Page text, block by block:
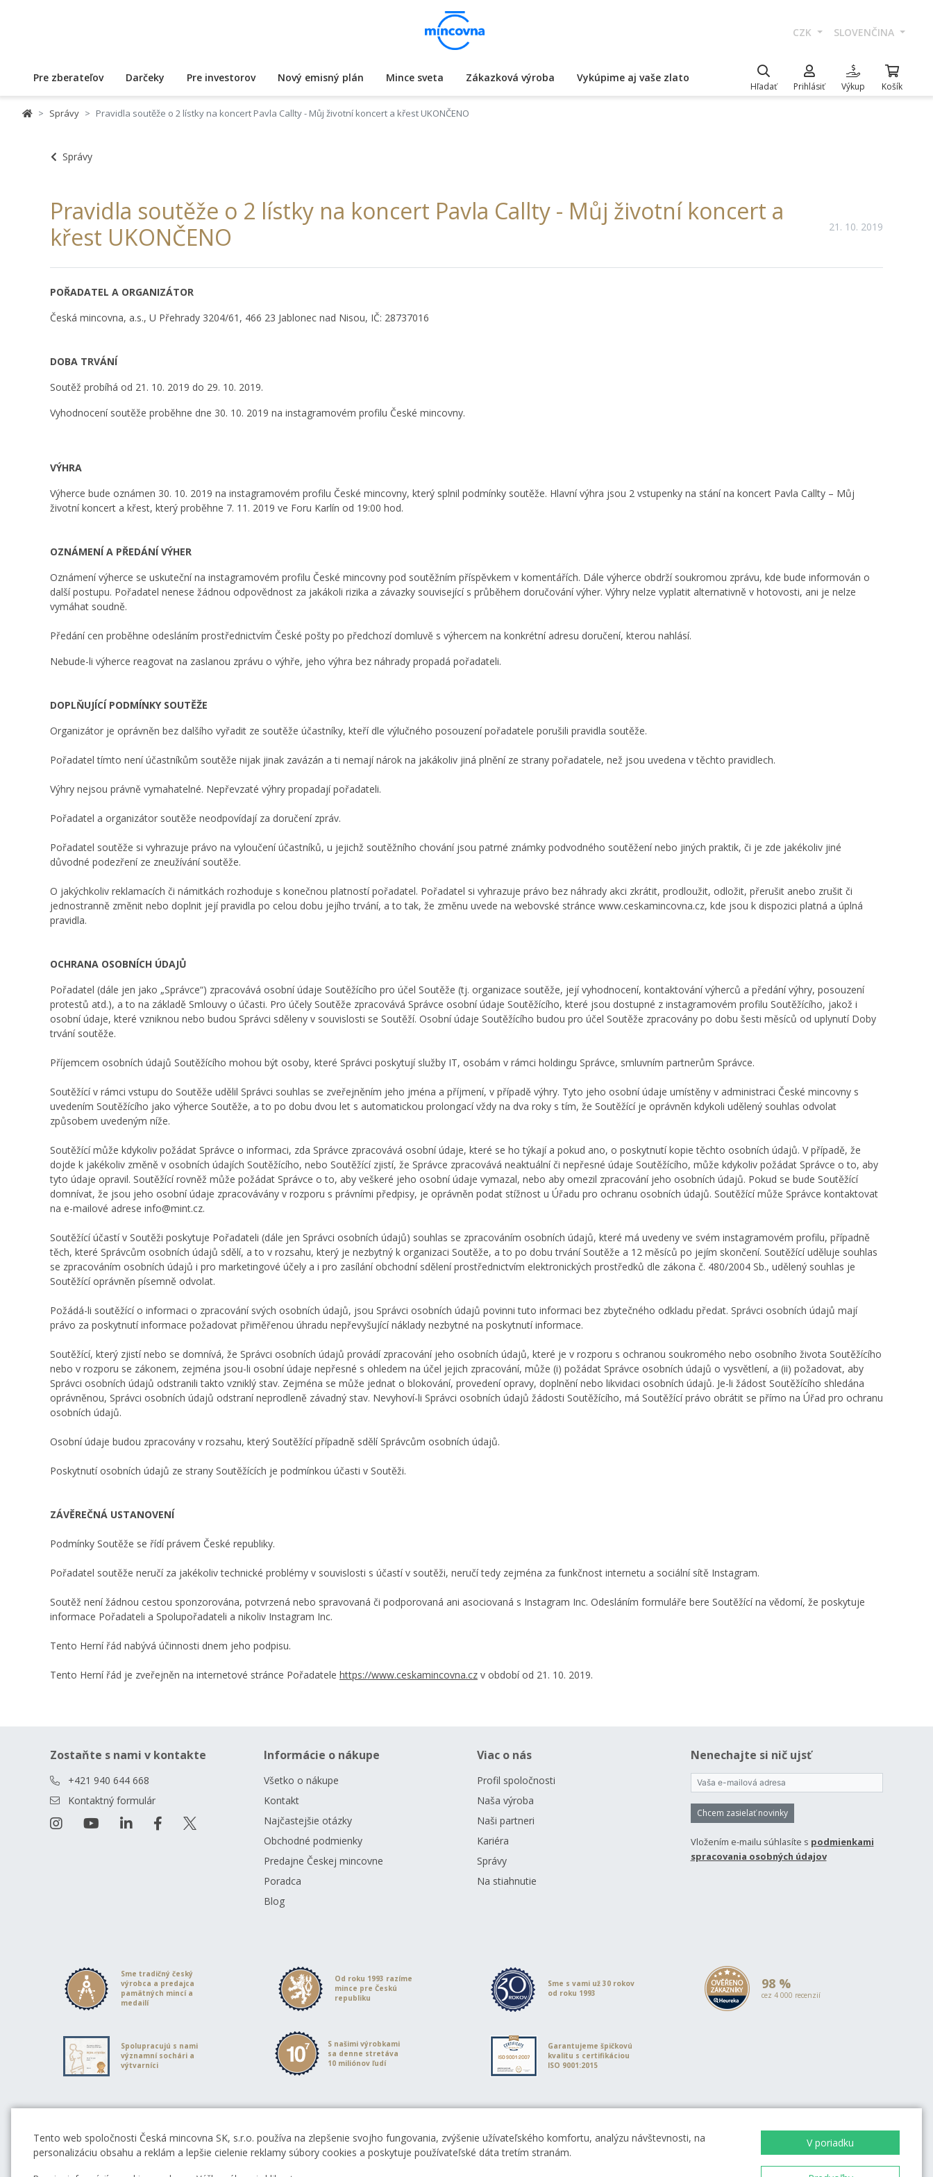
CZK SLOVENČINA
Pre zberateľov Darčeky Pre investorov Nový emisný plán Mince sveta Zákazková výroba Vykúpime aj vaše zlato
Hľadať Prihlásiť Výkup Košík
Správy Pravidla soutěže o 2 lístky na koncert Pavla Callty - Můj životní koncert a křest UKONČENO
Správy
Pravidla soutěže o 2 lístky na koncert Pavla Callty - Můj životní koncert a
křest UKONČENO
21. 10. 2019
POŘADATEL A ORGANIZÁTOR
Česká mincovna, a.s., U Přehrady 3204/61, 466 23 Jablonec nad Nisou, IČ: 28737016
DOBA TRVÁNÍ
Soutěž probíhá od 21. 10. 2019 do 29. 10. 2019.
Vyhodnocení soutěže proběhne dne 30. 10. 2019 na instagramovém profilu České mincovny.
VÝHRA
Výherce bude oznámen 30. 10. 2019 na instagramovém profilu České mincovny, který splnil podmínky soutěže. Hlavní výhra jsou 2 vstupenky na stání na koncert Pavla Callty – Můj
životní koncert a křest, který proběhne 7. 11. 2019 ve Foru Karlín od 19:00 hod.
OZNÁMENÍ A PŘEDÁNÍ VÝHER
Oznámení výherce se uskuteční na instagramovém profilu České mincovny pod soutěžním příspěvkem v komentářích. Dále výherce obdrží soukromou zprávu, kde bude informován o
další postupu. Pořadatel nenese žádnou odpovědnost za jakákoli rizika a závazky související s průběhem doručování výher. Výhry nelze vyplatit alternativně v hotovosti, ani je nelze
vymáhat soudně.
Předání cen proběhne odesláním prostřednictvím České pošty po předchozí domluvě s výhercem na konkrétní adresu doručení, kterou nahlásí.
Nebude-li výherce reagovat na zaslanou zprávu o výhře, jeho výhra bez náhrady propadá pořadateli.
DOPLŇUJÍCÍ PODMÍNKY SOUTĚŽE
Organizátor je oprávněn bez dalšího vyřadit ze soutěže účastníky, kteří dle výlučného posouzení pořadatele porušili pravidla soutěže.
Pořadatel tímto není účastníkům soutěže nijak jinak zavázán a ti nemají nárok na jakákoliv jiná plnění ze strany pořadatele, než jsou uvedena v těchto pravidlech.
Výhry nejsou právně vymahatelné. Nepřevzaté výhry propadají pořadateli.
Pořadatel a organizátor soutěže neodpovídají za doručení zpráv.
Pořadatel soutěže si vyhrazuje právo na vyloučení účastníků, u jejichž soutěžního chování jsou patrné známky podvodného soutěžení nebo jiných praktik, či je zde jakékoliv jiné
důvodné podezření ze zneužívání soutěže.
O jakýchkoliv reklamacích či námitkách rozhoduje s konečnou platností pořadatel. Pořadatel si vyhrazuje právo bez náhrady akci zkrátit, prodloužit, odložit, přerušit anebo zrušit či
jednostranně změnit nebo doplnit její pravidla po celou dobu jejího trvání, a to tak, že změnu uvede na webovské stránce www.ceskamincovna.cz, kde jsou k dispozici platná a úplná
pravidla.
OCHRANA OSOBNÍCH ÚDAJŮ
Pořadatel (dále jen jako „Správce“) zpracovává osobní údaje Soutěžícího pro účel Soutěže (tj. organizace soutěže, její vyhodnocení, kontaktování výherců a předání výhry, posouzení
protestů atd.), a to na základě Smlouvy o účasti. Pro účely Soutěže zpracovává Správce osobní údaje Soutěžícího, které jsou dostupné z instagramovém profilu Soutěžícího, jakož i
osobní údaje, které vzniknou nebo budou Správci sděleny v souvislosti se Soutěží. Osobní údaje Soutěžícího budou pro účel Soutěže zpracovány po dobu šesti měsíců od uplynutí Doby
trvání soutěže.
Příjemcem osobních údajů Soutěžícího mohou být osoby, které Správci poskytují služby IT, osobám v rámci holdingu Správce, smluvním partnerům Správce.
Soutěžící v rámci vstupu do Soutěže udělil Správci souhlas se zveřejněním jeho jména a příjmení, v případě výhry. Tyto jeho osobní údaje umístěny v administraci České mincovny s
uvedením Soutěžícího jako výherce Soutěže, a to po dobu dvou let s automatickou prolongací vždy na dva roky s tím, že Soutěžící je oprávněn kdykoli udělený souhlas odvolat
způsobem uvedeným níže.
Soutěžící může kdykoliv požádat Správce o informaci, zda Správce zpracovává osobní údaje, které se ho týkají a pokud ano, o poskytnutí kopie těchto osobních údajů. V případě, že
dojde k jakékoliv změně v osobních údajích Soutěžícího, nebo Soutěžící zjistí, že Správce zpracovává neaktuální či nepřesné údaje Soutěžícího, může kdykoliv požádat Správce o to, aby
tyto údaje opravil. Soutěžící rovněž může požádat Správce o to, aby veškeré jeho osobní údaje vymazal, nebo aby omezil zpracování jeho osobních údajů. Pokud se bude Soutěžící
domnívat, že jsou jeho osobní údaje zpracovávány v rozporu s právními předpisy, je oprávněn podat stížnost u Úřadu pro ochranu osobních údajů. Soutěžící může Správce kontaktovat
na e-mailové adrese info@mint.cz.
Soutěžící účastí v Soutěži poskytuje Pořadateli (dále jen Správci osobních údajů) souhlas se zpracováním osobních údajů, které má uvedeny ve svém instagramovém profilu, případně
těch, které Správcům osobních údajů sdělí, a to v rozsahu, který je nezbytný k organizaci Soutěže, a to po dobu trvání Soutěže a 12 měsíců po jejím skončení. Soutěžící uděluje souhlas
se zpracováním osobních údajů i pro marketingové účely a i pro zasílání obchodní sdělení prostřednictvím elektronických prostředků dle zákona č. 480/2004 Sb., udělený souhlas je
Soutěžící oprávněn písemně odvolat.
Požádá-li soutěžící o informaci o zpracování svých osobních údajů, jsou Správci osobních údajů povinni tuto informaci bez zbytečného odkladu předat. Správci osobních údajů mají
právo za poskytnutí informace požadovat přiměřenou úhradu nepřevyšující náklady nezbytné na poskytnutí informace.
Soutěžící, který zjistí nebo se domnívá, že Správci osobních údajů provádí zpracování jeho osobních údajů, které je v rozporu s ochranou soukromého nebo osobního života Soutěžícího
nebo v rozporu se zákonem, zejména jsou-li osobní údaje nepřesné s ohledem na účel jejich zpracování, může (i) požádat Správce osobních údajů o vysvětlení, a (ii) požadovat, aby
Správci osobních údajů odstranili takto vzniklý stav. Zejména se může jednat o blokování, provedení opravy, doplnění nebo likvidaci osobních údajů. Je-li žádost Soutěžícího shledána
oprávněnou, Správci osobních údajů odstraní neprodleně závadný stav. Nevyhoví-li Správci osobních údajů žádosti Soutěžícího, má Soutěžící právo obrátit se přímo na Úřad pro ochranu
osobních údajů.
Osobní údaje budou zpracovány v rozsahu, který Soutěžící případně sdělí Správcům osobních údajů.
Poskytnutí osobních údajů ze strany Soutěžících je podmínkou účasti v Soutěži.
ZÁVĚREČNÁ USTANOVENÍ
Podmínky Soutěže se řídí právem České republiky.
Pořadatel soutěže neručí za jakékoliv technické problémy v souvislosti s účastí v soutěži, neručí tedy zejména za funkčnost internetu a sociální sítě Instagram.
Soutěž není žádnou cestou sponzorována, potvrzená nebo spravovaná či podporovaná ani asociovaná s Instagram Inc. Odesláním formuláře bere Soutěžící na vědomí, že poskytuje
informace Pořadateli a Spolupořadateli a nikoliv Instagram Inc.
Tento Herní řád nabývá účinnosti dnem jeho podpisu.
Tento Herní řád je zveřejněn na internetové stránce Pořadatele https://www.ceskamincovna.cz v období od 21. 10. 2019.
Zostaňte s nami v kontakte
+421 940 644 668
Kontaktný formulár
Informácie o nákupe
Všetko o nákupe
Kontakt
Najčastejšie otázky
Obchodné podmienky
Predajne Českej mincovne
Poradca
Blog
Viac o nás
Profil spoločnosti
Naša výroba
Naši partneri
Kariéra
Správy
Na stiahnutie
Nenechajte si nič ujsť
Chcem zasielať novinky
Vložením e-mailu súhlasíte s podmienkami
spracovania osobných údajov
Sme tradičný český
výrobca a predajca
pamätných mincí a
medailí
Od roku 1993 razíme
mince pre Českú
republiku
Sme s vami už 30 rokov
od roku 1993
98 %
cez 4 000 recenzií
Spolupracujú s nami
významní sochári a
výtvarníci
S našimi výrobkami
sa denne stretáva
10 miliónov ľudí
Garantujeme špičkovú
kvalitu s certifikáciou
ISO 9001:2015
Tento web spoločnosti Česká mincovna SK, s.r.o. používa na zlepšenie svojho fungovania, zvýšenie užívateľského komfortu, analýzu návštevnosti, na
personalizáciu obsahu a reklám a lepšie cielenie reklamy súbory cookies a poskytuje používateľské dáta tretím stranám.
V poriadku